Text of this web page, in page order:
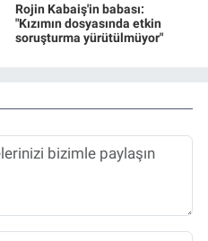
Rojin Kabaiş'in babası:
"Kızımın dosyasında etkin
soruşturma yürütülmüyor"